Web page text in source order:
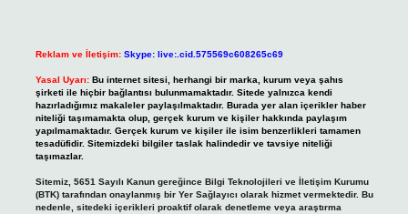
Reklam ve İletişim: Skype: live:.cid.575569c608265c69
Yasal Uyarı: Bu internet sitesi, herhangi bir marka, kurum veya şahıs
şirketi ile hiçbir bağlantısı bulunmamaktadır. Sitede yalnızca kendi
hazırladığımız makaleler paylaşılmaktadır. Burada yer alan içerikler haber
niteliği taşımamakta olup, gerçek kurum ve kişiler hakkında paylaşım
yapılmamaktadır. Gerçek kurum ve kişiler ile isim benzerlikleri tamamen
tesadüfidir. Sitemizdeki bilgiler taslak halindedir ve tavsiye niteliği
taşımazlar.
Sitemiz, 5651 Sayılı Kanun gereğince Bilgi Teknolojileri ve İletişim Kurumu
(BTK) tarafından onaylanmış bir Yer Sağlayıcı olarak hizmet vermektedir. Bu
nedenle, sitedeki içerikleri proaktif olarak denetleme veya araştırma